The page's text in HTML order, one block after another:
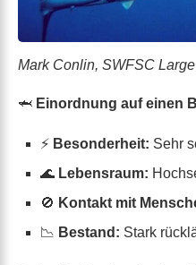
Mark Conlin, SWFSC
🦈 Einordnung auf einen
⚡ Besonderheit: Sehr
🌊 Lebensraum:
🚫 Kontakt mit
📉 Bestand: Stark